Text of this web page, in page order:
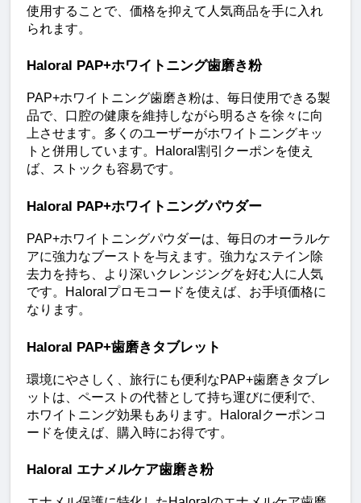
使用することで、価格を抑えて人気商品を手に入れ
られます。
Haloral PAP+ホワイトニング歯磨き粉
PAP+ホワイトニング歯磨き粉は、毎日使用できる製
品で、口腔の健康を維持しながら明るさを徐々に向
上させます。多くのユーザーがホワイトニングキッ
トと併用しています。Haloral割引クーポンを使え
ば、ストックも容易です。
Haloral PAP+ホワイトニングパウダー
PAP+ホワイトニングパウダーは、毎日のオーラルケ
アに強力なブーストを与えます。強力なステイン除
去力を持ち、より深いクレンジングを好む人に人気
です。Haloralプロモコードを使えば、お手頃価格に
なります。
Haloral PAP+歯磨きタブレット
環境にやさしく、旅行にも便利なPAP+歯磨きタブレ
ットは、ペーストの代替として持ち運びに便利で、
ホワイトニング効果もあります。Haloralクーポンコ
ードを使えば、購入時にお得です。
Haloral エナメルケア歯磨き粉